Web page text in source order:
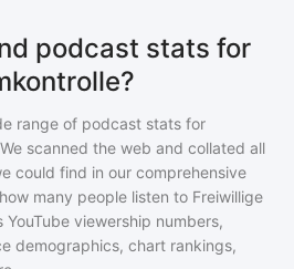
podcast stats for
range of podcast stats for
scanned the web and collated all
could find in our comprehensive
many people listen to Freiwillige
YouTube viewership numbers,
demographics, chart rankings,